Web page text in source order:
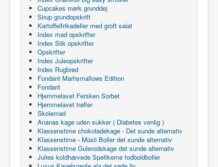
Cupcakes mørk grunddej
Sirup grundopskrift
Kartoffelfrikadeller med groft salat
Index mad opskrifter
Index Slik opskrifter
Opskrifter
Index Juleopskrifter
Index Rugbrød
Fondant Marhsmallows Edition
Fondant
Hjemmelavet Fersken Sorbet
Hjemmelavet trøfler
Skolemad
Ananas kage uden sukker ( Diabetes venlig )
Klassenstime chokoladekage - Det sunde alternativ
Klassenstime - Müsli Boller det sunde alternativ
Klassenstime Gulerodskage det sunde alternativ
Julies koldhævede Speltkerne fodboldboller